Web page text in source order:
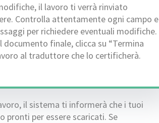
il lavoro ti verrà rinviato
Controlla attentamente ogni campo e
per richiedere eventuali modifiche.
finale, clicca su “Termina
al traduttore che lo certificherà.
il sistema ti informerà che i tuoi
per essere scaricati. Se